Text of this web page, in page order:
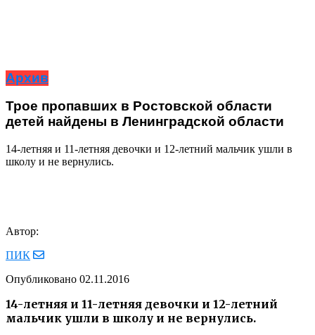
Архив
Трое пропавших в Ростовской области
детей найдены в Ленинградской области
14-летняя и 11-летняя девочки и 12-летний мальчик ушли в
школу и не вернулись.
Автор:
ПИК
Опубликовано 02.11.2016
14-летняя и 11-летняя девочки и 12-летний
мальчик ушли в школу и не вернулись.